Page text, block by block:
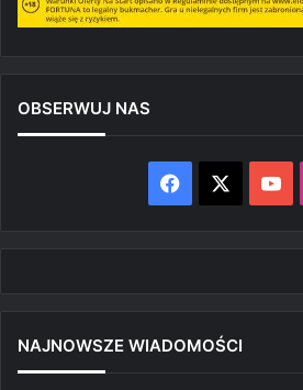
OBSERWUJ NAS
Facebook
NAJNOWSZE WIADOMOŚCI